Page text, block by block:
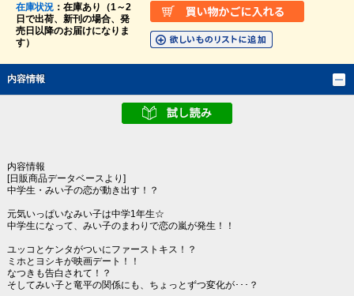
在庫状況：在庫あり（1～2
日で出荷、新刊の場合、発
売日以降のお届けになりま
す）
内容情報
内容情報
[日販商品データベースより]
中学生・みい子の恋が動き出す！？
元気いっぱいなみい子は中学1年生☆
中学生になって、みい子のまわりで恋の嵐が発生！！
ユッコとケンタがついにファーストキス！？
ミホとヨシキが映画デート！！
なつきも告白されて！？
そしてみい子と竜平の関係にも、ちょっとずつ変化が･･･？